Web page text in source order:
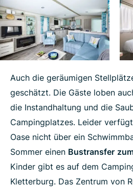
Auch die geräumigen
geschätzt. Die Gäste loben
die Instandhaltung und die
Campingplatzes. Leider
Oase nicht über ein
Sommer einen Bustransfer
Kinder gibt es auf dem
Kletterburg. Das Zentrum von